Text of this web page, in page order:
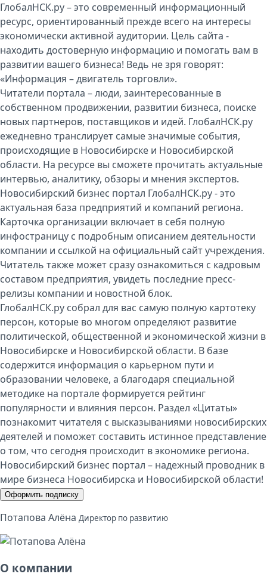
ГлобалНСК.ру – это современный информационный
ресурс, ориентированный прежде всего на интересы
экономически активной аудитории. Цель сайта -
находить достоверную информацию и помогать вам в
развитии вашего бизнеса! Ведь не зря говорят:
«Информация – двигатель торговли».
Читатели портала – люди, заинтересованные в
собственном продвижении, развитии бизнеса, поиске
новых партнеров, поставщиков и идей. ГлобалНСК.ру
ежедневно транслирует самые значимые события,
происходящие в Новосибирске и Новосибирской
области. На ресурсе вы сможете прочитать актуальные
интервью, аналитику, обзоры и мнения экспертов.
Новосибирский бизнес портал ГлобалНСК.ру - это
актуальная база предприятий и компаний региона.
Карточка организации включает в себя полную
инфостраницу с подробным описанием деятельности
компании и ссылкой на официальный сайт учреждения.
Читатель также может сразу ознакомиться с кадровым
составом предприятия, увидеть последние пресс-
релизы компании и новостной блок.
ГлобалНСК.ру собрал для вас самую полную картотеку
персон, которые во многом определяют развитие
политической, общественной и экономической жизни в
Новосибирске и Новосибирской области. В базе
содержится информация о карьерном пути и
образовании человеке, а благодаря специальной
методике на портале формируется рейтинг
популярности и влияния персон. Раздел «Цитаты»
познакомит читателя с высказываниями новосибирских
деятелей и поможет составить истинное представление
о том, что сегодня происходит в экономике региона.
Новосибирский бизнес портал – надежный проводник в
мире бизнеса Новосибирска и Новосибирской области!
Оформить подписку
Потапова Алёна Директор по развитию
О компании